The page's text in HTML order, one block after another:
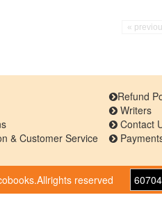
«
& Customer Service
Refund
Writers
Contact
reserved
60704